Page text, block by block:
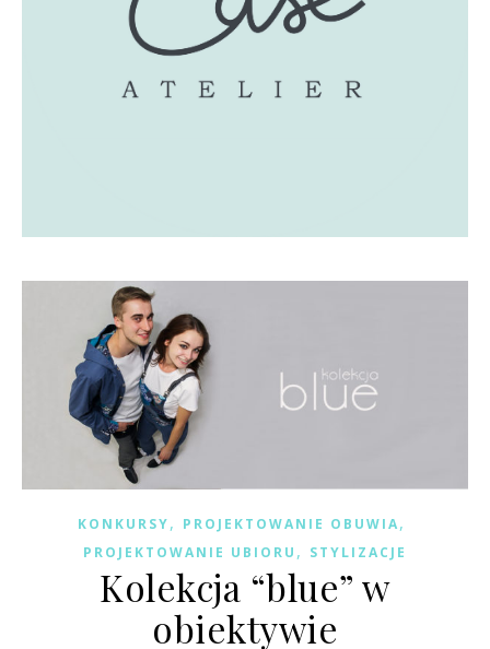
KONKURSY, PROJEKTOWANIE OBUWIA,
PROJEKTOWANIE UBIORU , STYLIZACJE
Kolekcja “blue” w
obiektywie